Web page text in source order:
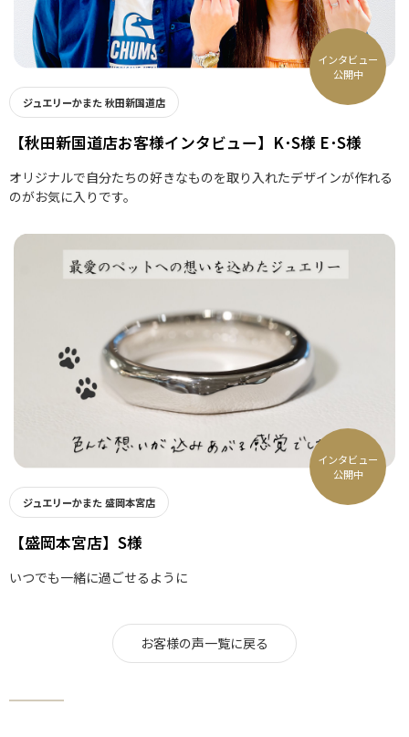
ジュエリーかまた 秋田新国道店
インタビュー
公開中
【秋田新国道店お客様インタビュー】K･S様 E･S様
オリジナルで自分たちの好きなものを取り入れたデザインが作れる
のがお気に入りです。
ジュエリーかまた 盛岡本宮店
インタビュー
公開中
【盛岡本宮店】S様
いつでも一緒に過ごせるように
お客様の声一覧に戻る